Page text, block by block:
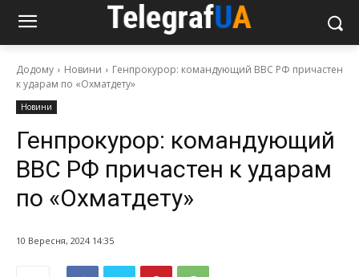
Додому Новини
Генпрокурор: командующий ВВС РФ причастен
к ударам по «Охматдету»
Новини
Генпрокурор: командующий
ВВС РФ причастен к ударам
по «Охматдету»
10 Вересня, 2024 14:35